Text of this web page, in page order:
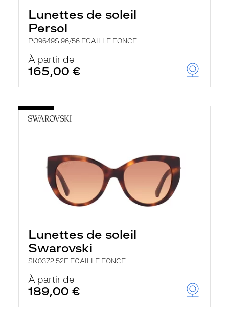
Lunettes de soleil
Persol
PO9649S 96/56 ECAILLE FONCE
À partir de
165,00 €
Lunettes de soleil
Swarovski
SK0372 52F ECAILLE FONCE
À partir de
189,00 €